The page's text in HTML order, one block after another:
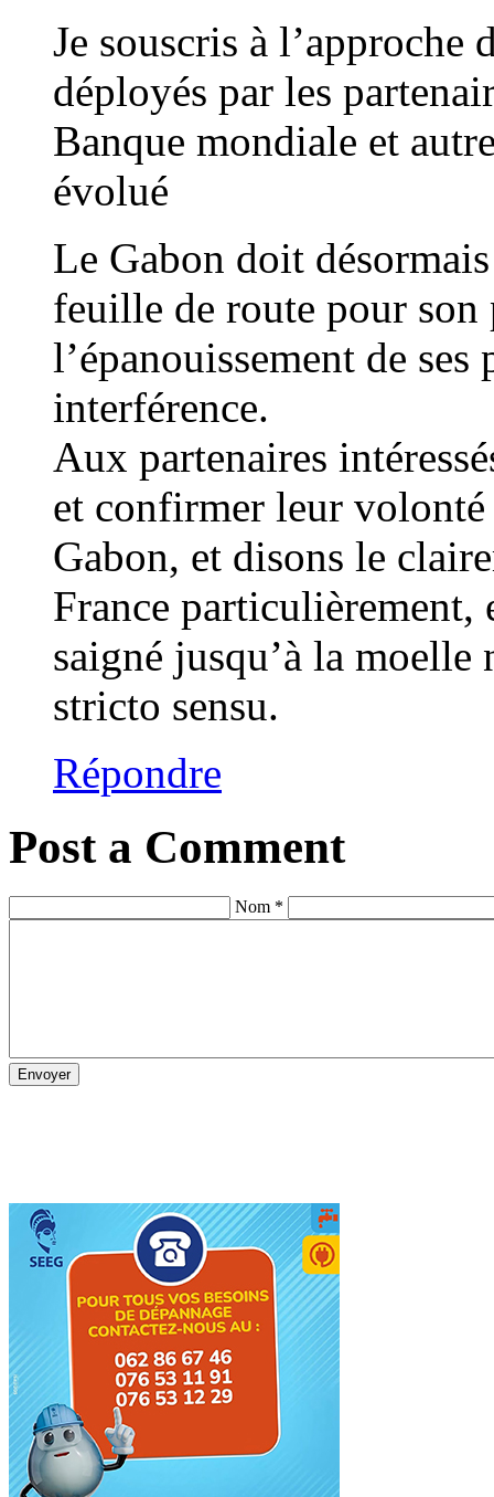
Je souscris à l’approche
déployés par les
Banque mondiale et
évolué
Le Gabon doit
feuille de route pour son
l’épanouissement de
interférence.
Aux partenaires
et confirmer leur volonté
Gabon, et disons le
France particulièrement,
saigné jusqu’à la moelle
stricto sensu.
Répondre
Post a Comment
Nom *